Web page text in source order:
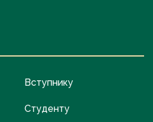
Вступнику
Студенту